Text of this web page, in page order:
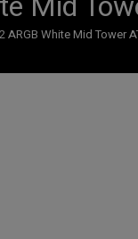
ARGB White Mid Tower